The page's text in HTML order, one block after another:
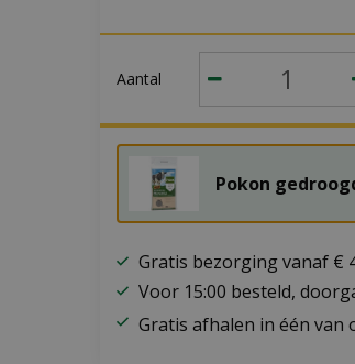
Aantal
Pokon
Gratis bezorging vanaf €
Voor 15:00 besteld,
Gratis afhalen in één van